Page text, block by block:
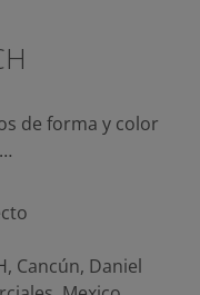
de forma y color
, Cancún, Daniel